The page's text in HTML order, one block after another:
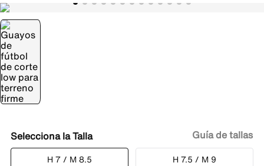
Talla
H 7 / M 8.5 H 7.5 / M 9
Guía de tallas